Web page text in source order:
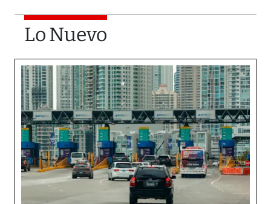
Lo Nuevo